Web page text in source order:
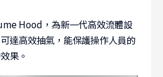
Hood，為新一代高效流體設
達高效抽氣，能保護操作人員的
果。